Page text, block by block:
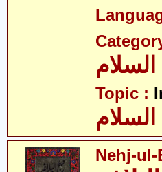
Topic :
السلام
Nehj-ul-